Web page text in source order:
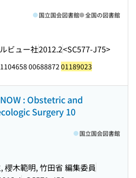
ビュー社2012.2<SC577-J75>
国立国会図書館 全国の図書館
00688872 01189023
: Obstetric and
Surgery 10
櫻木範明, 竹田省 編集委員
国立国会図書館